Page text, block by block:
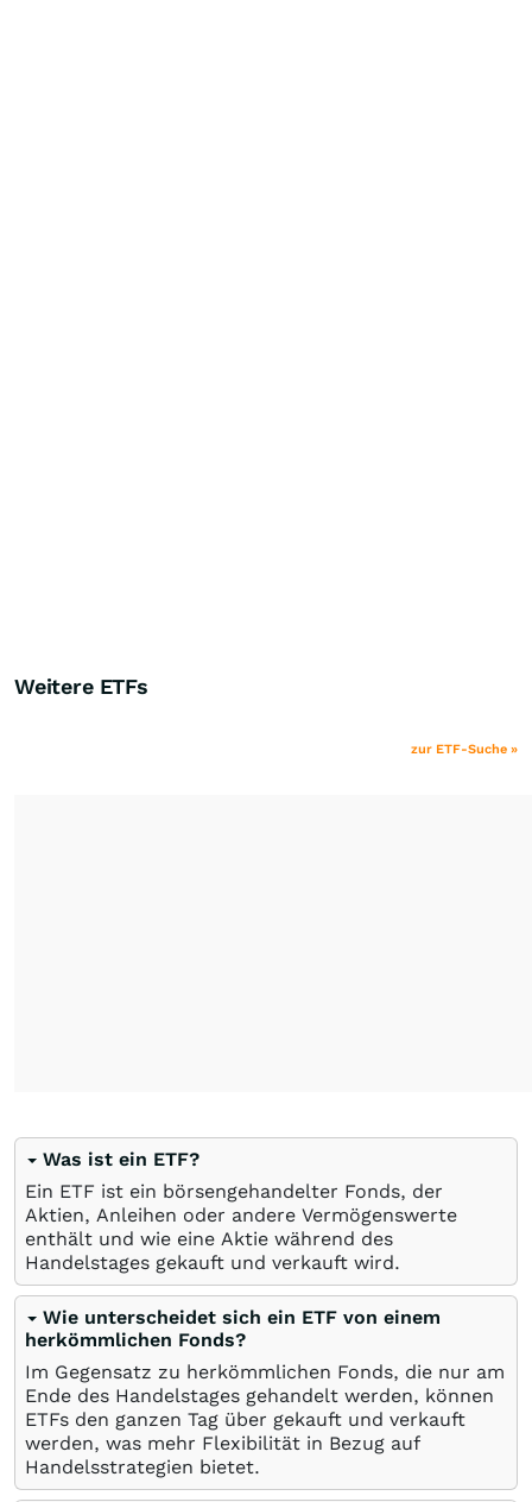
Weitere ETFs
zur ETF-Suche »
Was ist ein ETF?
Ein ETF ist ein börsengehandelter Fonds, der
Aktien, Anleihen oder andere Vermögenswerte
enthält und wie eine Aktie während des
Handelstages gekauft und verkauft wird.
Wie unterscheidet sich ein ETF von einem
herkömmlichen Fonds?
Im Gegensatz zu herkömmlichen Fonds, die nur am
Ende des Handelstages gehandelt werden, können
ETFs den ganzen Tag über gekauft und verkauft
werden, was mehr Flexibilität in Bezug auf
Handelsstrategien bietet.